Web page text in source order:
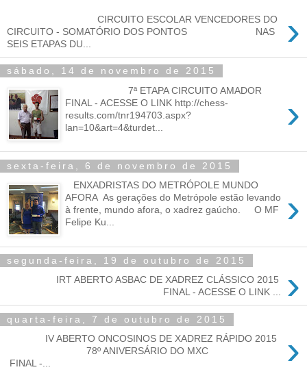
›
CIRCUITO ESCOLAR VENCEDORES DO
CIRCUITO - SOMATÓRIO DOS PONTOS NAS
SEIS ETAPAS DU...
sábado, 14 de novembro de 2015
›
7ª ETAPA CIRCUITO AMADOR
FINAL - ACESSE O LINK http://chess-
results.com/tnr194703.aspx?
lan=10&art=4&turdet...
sexta-feira, 6 de novembro de 2015
›
ENXADRISTAS DO METRÓPOLE MUNDO
AFORA As gerações do Metrópole estão levando
à frente, mundo afora, o xadrez gaúcho. O MF
Felipe Ku...
segunda-feira, 19 de outubro de 2015
›
IRT ABERTO ASBAC DE XADREZ CLÁSSICO 2015
FINAL - ACESSE O LINK ...
quarta-feira, 7 de outubro de 2015
›
IV ABERTO ONCOSINOS DE XADREZ RÁPIDO 2015
78º ANIVERSÁRIO DO MXC
FINAL -...